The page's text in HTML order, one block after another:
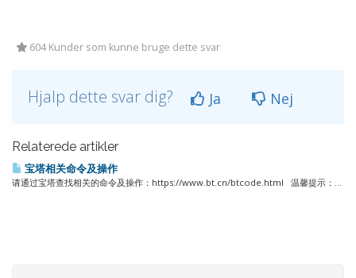
604 Kunder som kunne bruge dette svar
Hjalp dette svar dig? Ja Nej
Relaterede artikler
宝塔相关命令及操作
请通过宝塔查找相关的命令及操作：https://www.bt.cn/btcode.html 温馨提示：...